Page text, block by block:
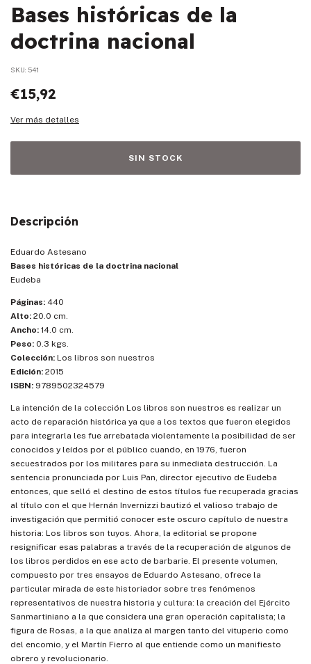
Bases históricas de la
doctrina nacional
SKU: 541
€15,92
Ver más detalles
Descripción
Eduardo Astesano
Bases históricas de la doctrina nacional
Eudeba
Páginas: 440
Alto: 20.0 cm.
Ancho: 14.0 cm.
Peso: 0.3 kgs.
Colección: Los libros son nuestros
Edición: 2015
ISBN: 9789502324579
La intención de la colección Los libros son nuestros es realizar un
acto de reparación histórica ya que a los textos que fueron elegidos
para integrarla les fue arrebatada violentamente la posibilidad de ser
conocidos y leídos por el público cuando, en 1976, fueron
secuestrados por los militares para su inmediata destrucción. La
sentencia pronunciada por Luis Pan, director ejecutivo de Eudeba
entonces, que selló el destino de estos títulos fue recuperada gracias
al título con el que Hernán Invernizzi bautizó el valioso trabajo de
investigación que permitió conocer este oscuro capítulo de nuestra
historia: Los libros son tuyos. Ahora, la editorial se propone
resignificar esas palabras a través de la recuperación de algunos de
los libros perdidos en ese acto de barbarie. El presente volumen,
compuesto por tres ensayos de Eduardo Astesano, ofrece la
particular mirada de este historiador sobre tres fenómenos
representativos de nuestra historia y cultura: la creación del Ejército
Sanmartiniano a la que considera una gran operación capitalista; la
figura de Rosas, a la que analiza al margen tanto del vituperio como
del encomio, y el Martín Fierro al que entiende como un manifiesto
obrero y revolucionario.